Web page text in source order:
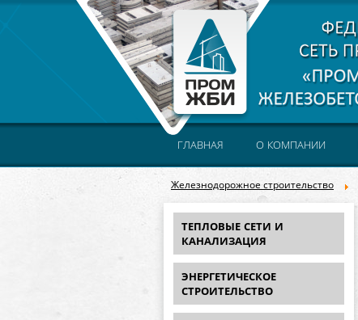
Железнодорожное строительство
ГЛАВНАЯ О КОМПАНИИ
ТЕПЛОВЫЕ СЕТИ И
КАНАЛИЗАЦИЯ
ЭНЕРГЕТИЧЕСКОЕ
СТРОИТЕЛЬСТВО